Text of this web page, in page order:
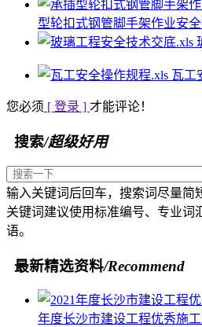
型轮扣式钢管脚手架作业安
瓦工
您必须 [ 登录 ] 才能评论！
搜索/超级好用
输入关键词后回车，搜索词尽量简
关键词建议使用标准编号、专业词
语。
最新精选资料/Recommend
年度长沙市建设工程优秀施